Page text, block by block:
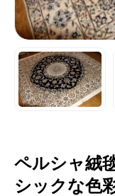
ペルシャ絨
シックな色